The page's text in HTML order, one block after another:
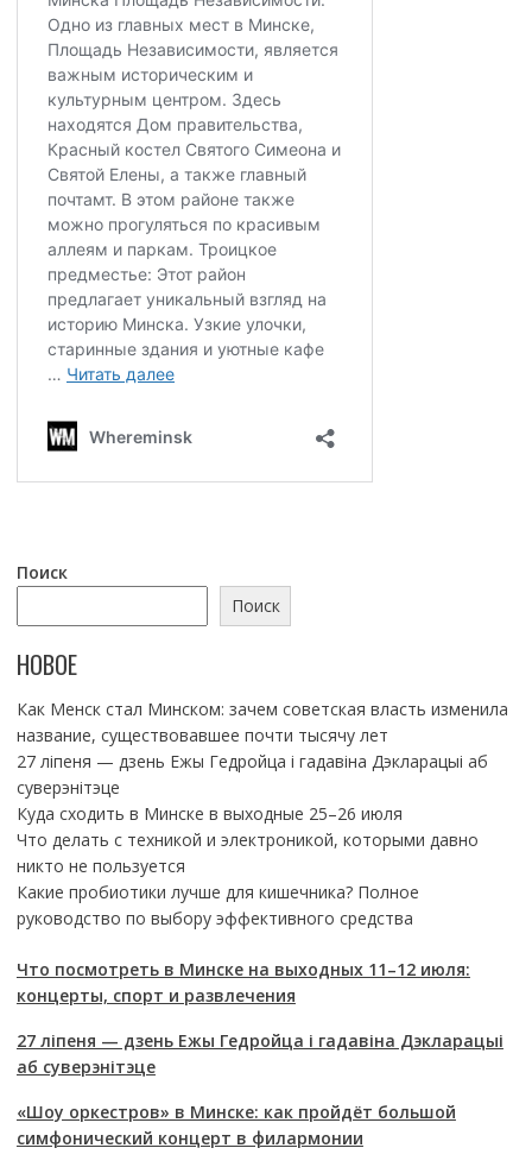
Поиск
Поиск
НОВОЕ
Как Менск стал Минском: зачем советская власть изменила
название, существовавшее почти тысячу лет
27 ліпеня — дзень Ежы Гедройца і гадавіна Дэкларацыі аб
суверэнітэце
Куда сходить в Минске в выходные 25–26 июля
Что делать с техникой и электроникой, которыми давно
никто не пользуется
Какие пробиотики лучше для кишечника? Полное
руководство по выбору эффективного средства
Что посмотреть в Минске на выходных 11–12 июля:
концерты, спорт и развлечения
27 ліпеня — дзень Ежы Гедройца і гадавіна Дэкларацыі
аб суверэнітэце
«Шоу оркестров» в Минске: как пройдёт большой
симфонический концерт в филармонии